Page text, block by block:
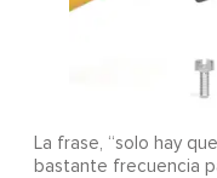
La frase, “solo hay
bastante frecuencia